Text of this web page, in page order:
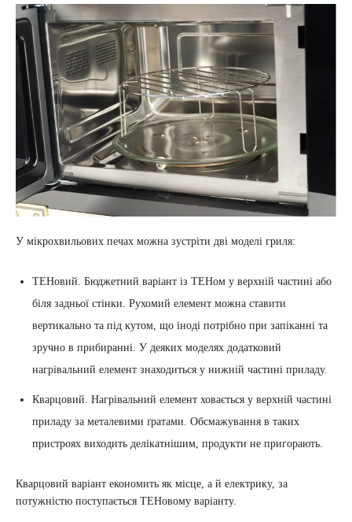
У мікрохвильових печах можна зустріти дві моделі гриля:
ТЕНовий. Бюджетний варіант із ТЕНом у верхній частині або
біля задньої стінки. Рухомий елемент можна ставити
вертикально та під кутом, що іноді потрібно при запіканні та
зручно в прибиранні. У деяких моделях додатковий
нагрівальний елемент знаходиться у нижній частині приладу.
Кварцовий. Нагрівальний елемент ховається у верхній частині
приладу за металевими ґратами. Обсмажування в таких
пристроях виходить делікатнішим, продукти не пригорають.
Кварцовий варіант економить як місце, а й електрику, за
потужністю поступається ТЕНовому варіанту.